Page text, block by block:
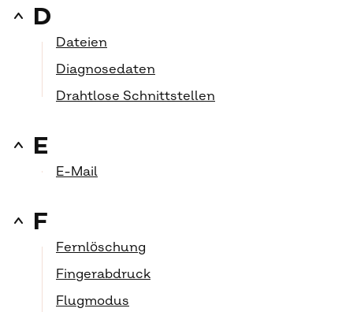
D
Dateien
Diagnosedaten
Drahtlose Schnittstellen
E
E-Mail
F
Fernlöschung
Fingerabdruck
Flugmodus